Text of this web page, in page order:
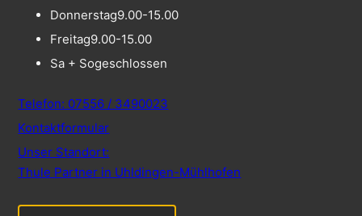
Donnerstag9.00-15.00
Freitag9.00-15.00
Sa + Sogeschlossen
Telefon: 07556 / 3490023
Kontaktformular
Unser Standort:
Thule Partner in Uhldingen-Mühlhofen